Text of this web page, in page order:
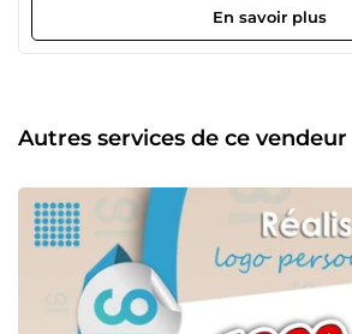
que PHP, JavaScript, Dart, et Kotlin,
frameworks comme Laravel, Bootstrap,
et à l’expérience utilisateur. Côté design graphique, j’utilise
principalement Adobe Photoshop et
conception d’affiches publicitaires
ligne, où j’allie esthétique et efficacité
message clair et attrayant. Aujourd’hui, je travaille chez
Nextmux.sas, une entreprise engagée
numérique accessible et utile à la
expérience enrichissante me permet
En savoir plus
Autres services de ce vendeur